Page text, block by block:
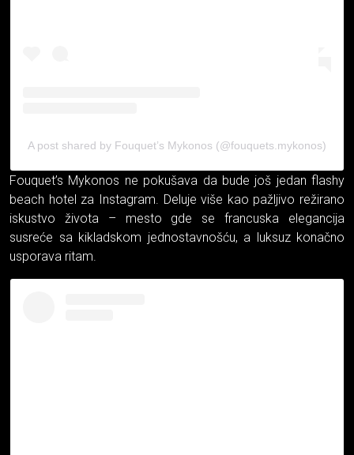
A post shared by Fouquet’s Mykonos (@fouquets.mykonos)
Fouquet’s Mykonos ne pokušava da bude još jedan flashy
beach hotel za Instagram. Deluje više kao pažljivo režirano
iskustvo života – mesto gde se francuska elegancija
susreće sa kikladskom jednostavnošću, a luksuz konačno
usporava ritam.